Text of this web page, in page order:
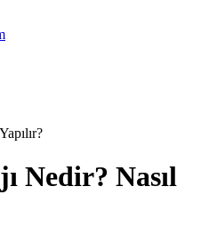
Nedir? Nasıl